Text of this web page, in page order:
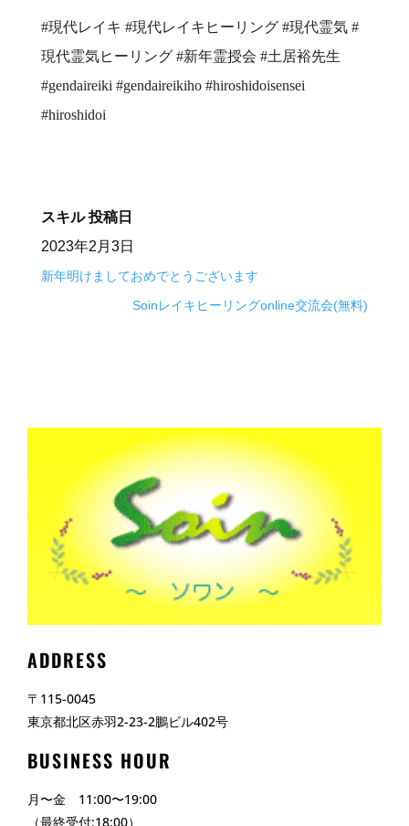
#現代レイキ #現代レイキヒーリング #現代霊気 #
現代霊気ヒーリング #新年霊授会 #土居裕先生
#gendaireiki #gendaireikiho #hiroshidoisensei
#hiroshidoi
スキル 投稿日
2023年2月3日
新年明けましておめでとうございます
Soinレイキヒーリングonline交流会(無料)
ADDRESS
〒115-0045
東京都北区赤羽2-23-2鵬ビル402号
BUSINESS HOUR
月〜金 11:00〜19:00
（最終受付:18:00）